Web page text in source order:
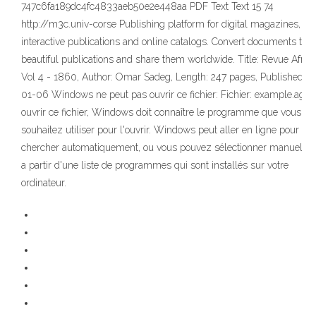
747c6fa189dc4fc4833aeb50e2e448aa PDF Text Text 15 74
http://m3c.univ-corse Publishing platform for digital magazines,
interactive publications and online catalogs. Convert documents to
beautiful publications and share them worldwide. Title: Revue
Vol 4 - 1860, Author: Omar Sadeg, Length: 247 pages, Published:
01-06 Windows ne peut pas ouvrir ce fichier: Fichier: example.agt
ouvrir ce fichier, Windows doit connaître le programme que vous
souhaitez utiliser pour l'ouvrir. Windows peut aller en ligne pour le
chercher automatiquement, ou vous pouvez sélectionner
a partir d'une liste de programmes qui sont installés sur votre
ordinateur.